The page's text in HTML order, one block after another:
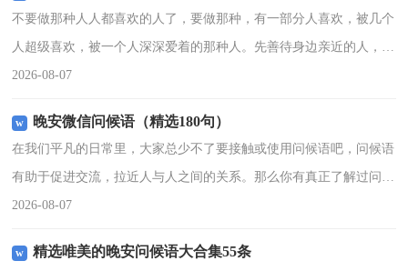
不要做那种人人都喜欢的人了，要做那种，有一部分人喜欢，被几个
人超级喜欢，被一个人深深爱着的那种人。先善待身边亲近的人，再
去拯救世界啊！亲爱的你，晚安！下面是小编为大家整理的优美的晚
2026-08-07
晚安微信问候语（精选180句）
在我们平凡的日常里，大家总少不了要接触或使用问候语吧，问候语
有助于促进交流，拉近人与人之间的关系。那么你有真正了解过问候
语吗？下面是小编帮大家整理的晚安微信问候语（精选180句），供
2026-08-07
精选唯美的晚安问候语大合集55条